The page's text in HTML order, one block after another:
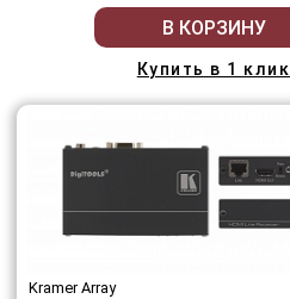
В КОРЗИНУ
Купить в 1 клик
Kramer Array